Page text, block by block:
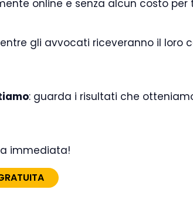
online e senza alcun costo per
gli avvocati riceveranno il loro
: guarda i risultati che
immediata!